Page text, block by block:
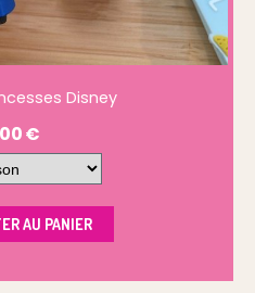
Disney
€
AU PANIER